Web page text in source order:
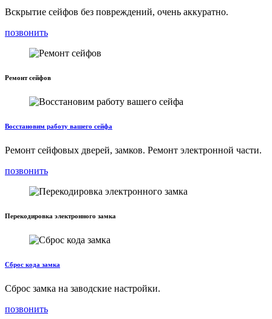
Вскрытие сейфов без повреждений, очень аккуратно.
позвонить
Ремонт сейфов
Восстановим работу вашего сейфа
Ремонт сейфовых дверей, замков. Ремонт электронной части.
позвонить
Перекодировка электронного замка
Сброс кода замка
Сброс замка на заводские настройки.
позвонить